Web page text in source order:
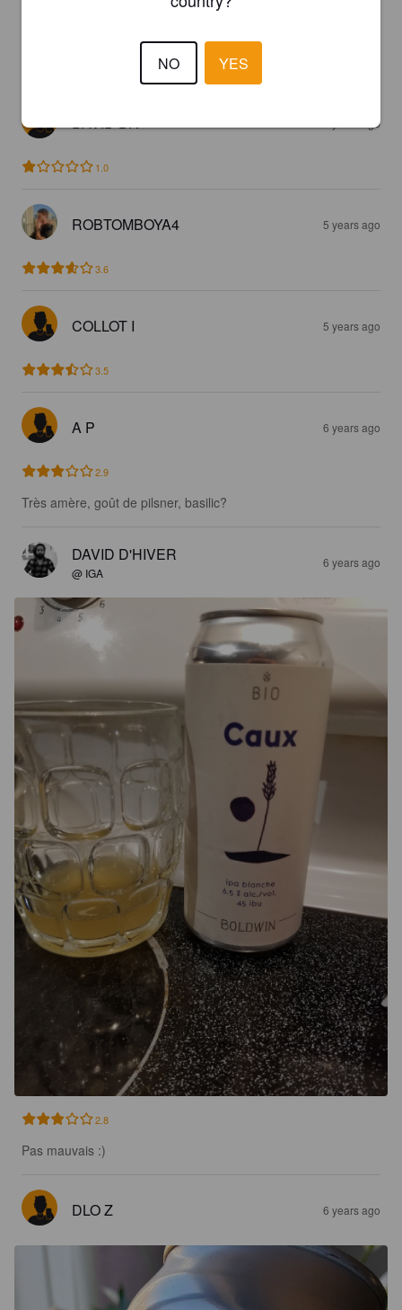
DAVID BR 4 years ago
1.0
ROBTOMBOYA4 5 years ago
3.6
COLLOT I 5 years ago
3.5
A P 6 years ago
2.9
Très amère, goût de pilsner, basilic?
DAVID D'HIVER
@ IGA
6 years ago
2.8
Pas mauvais :)
DLO Z 6 years ago
NO YES